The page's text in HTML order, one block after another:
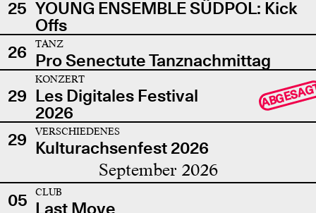
25 YOUNG ENSEMBLE SÜDPOL: Kick
Offs
26
TANZ
Pro Senectute Tanznachmittag
29
KONZERT
Les Digitales Festival
2026
29 VERSCHIEDENES
Kulturachsenfest 2026
September 2026
05 CLUB
Last Move